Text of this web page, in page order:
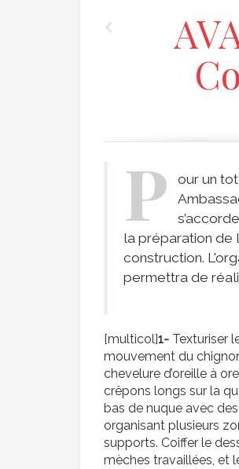
P
our un
la préparation de
construction.
permettra de
[multicol]1- Texturiser
mouvement du
chevelure d’oreille à
crêpons longs sur la
bas de nuque avec
organisant plusieurs
supports. Coiffer le
mèches travaillées, et